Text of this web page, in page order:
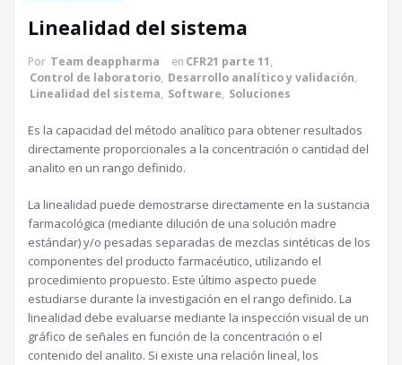
Linealidad del sistema
Por Team deappharma en CFR21 parte 11,
Control de laboratorio, Desarrollo analítico y validación,
Linealidad del sistema, Software, Soluciones
Es la capacidad del método analítico para obtener resultados
directamente proporcionales a la concentración o cantidad del
analito en un rango definido.
La linealidad puede demostrarse directamente en la sustancia
farmacológica (mediante dilución de una solución madre
estándar) y/o pesadas separadas de mezclas sintéticas de los
componentes del producto farmacéutico, utilizando el
procedimiento propuesto. Este último aspecto puede
estudiarse durante la investigación en el rango definido. La
linealidad debe evaluarse mediante la inspección visual de un
gráfico de señales en función de la concentración o el
contenido del analito. Si existe una relación lineal, los